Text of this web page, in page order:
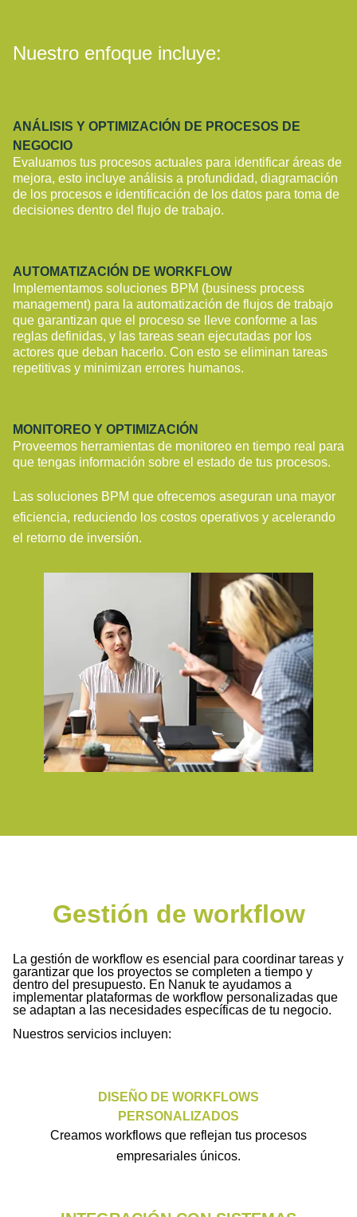
Nuestro enfoque incluye:
ANÁLISIS Y OPTIMIZACIÓN DE PROCESOS DE
NEGOCIO
Evaluamos tus procesos actuales para identificar áreas de
mejora, esto incluye análisis a profundidad, diagramación
de los procesos e identificación de los datos para toma de
decisiones dentro del flujo de trabajo.
AUTOMATIZACIÓN DE WORKFLOW
Implementamos soluciones BPM (business process
management) para la automatización de flujos de trabajo
que garantizan que el proceso se lleve conforme a las
reglas definidas, y las tareas sean ejecutadas por los
actores que deban hacerlo. Con esto se eliminan tareas
repetitivas y minimizan errores humanos.
MONITOREO Y OPTIMIZACIÓN
Proveemos herramientas de monitoreo en tiempo real para
que tengas información sobre el estado de tus procesos.
Las soluciones BPM que ofrecemos aseguran una mayor
eficiencia, reduciendo los costos operativos y acelerando
el retorno de inversión.
Gestión de workflow
La gestión de workflow es esencial para coordinar tareas y
garantizar que los proyectos se completen a tiempo y
dentro del presupuesto. En Nanuk te ayudamos a
implementar plataformas de workflow personalizadas que
se adaptan a las necesidades específicas de tu negocio.
Nuestros servicios incluyen:
DISEÑO DE WORKFLOWS
PERSONALIZADOS
Creamos workflows que reflejan tus procesos
empresariales únicos.